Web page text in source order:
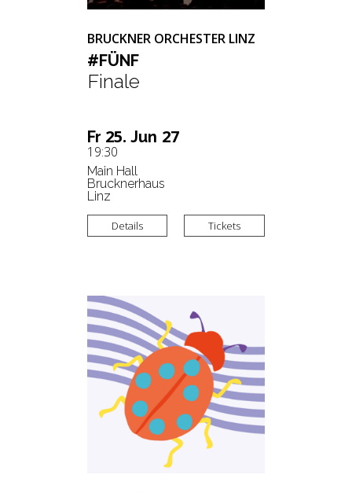
Fr 25. Jun 27
19:30
Main Hall
Brucknerhaus
Linz
BRUCKNER ORCHESTER LINZ
#FÜNF
Finale
Details Tickets